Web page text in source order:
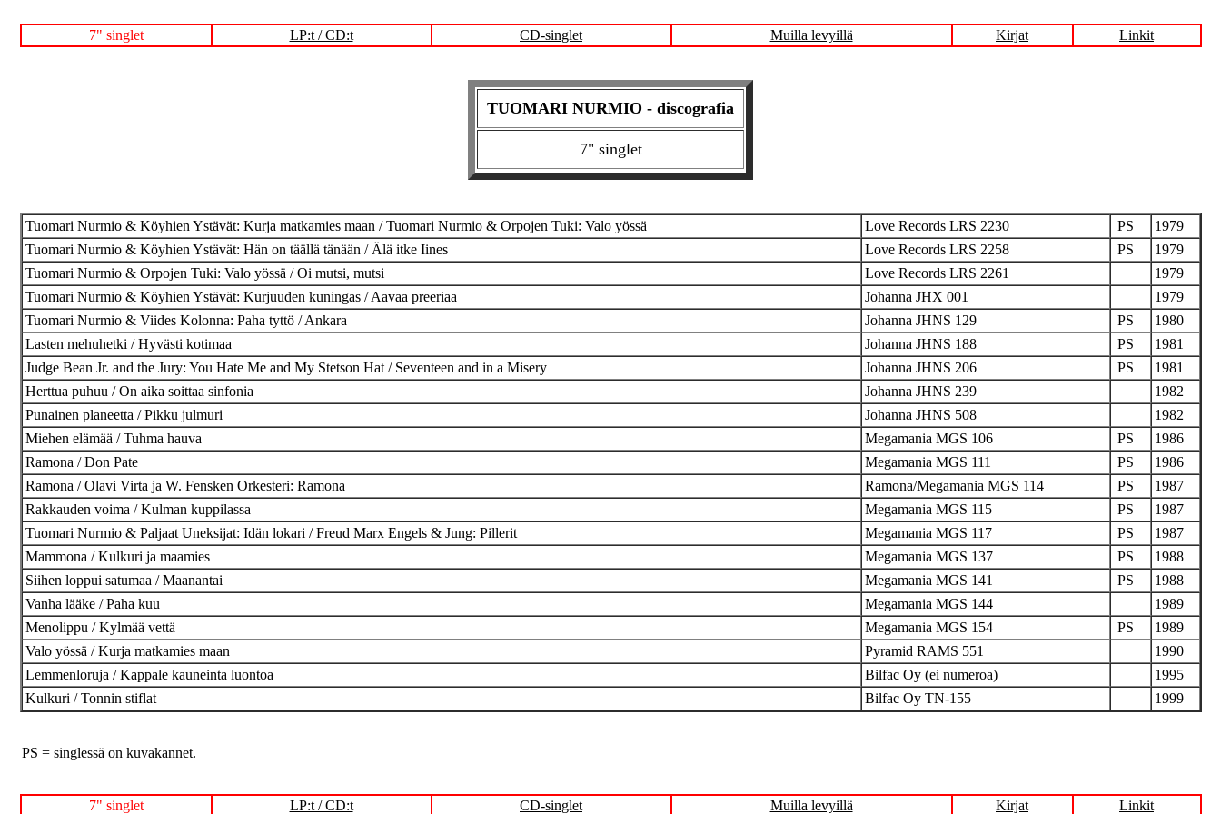
7" singlet LP:t / CD:t CD-singlet Muilla levyillä Kirjat Linkit
TUOMARI NURMIO - discografia
7" singlet
Tuomari Nurmio & Köyhien Ystävät: Kurja matkamies maan / Tuomari Nurmio & Orpojen Tuki: Valo yössä Love Records LRS 2230 PS
1979
Tuomari Nurmio & Köyhien Ystävät: Hän on täällä tänään / Älä itke Iines
Love Records LRS 2258 PS
1979
Tuomari Nurmio & Orpojen Tuki: Valo yössä / Oi mutsi, mutsi
Love Records LRS 2261
1979
Tuomari Nurmio & Köyhien Ystävät: Kurjuuden kuningas / Aavaa preeriaa
Johanna JHX 001
1979
Tuomari Nurmio & Viides Kolonna: Paha tyttö / Ankara
Johanna JHNS 129 PS
1980
Lasten mehuhetki / Hyvästi kotimaa
Johanna JHNS 188 PS
1981
Judge Bean Jr. and the Jury: You Hate Me and My Stetson Hat / Seventeen and in a Misery
Johanna JHNS 206 PS
1981
Herttua puhuu / On aika soittaa sinfonia
Johanna JHNS 239
1982
Punainen planeetta / Pikku julmuri
Johanna JHNS 508
1982
Miehen elämää / Tuhma hauva
Megamania MGS 106 PS
1986
Ramona / Don Pate
Megamania MGS 111 PS
1986
Ramona / Olavi Virta ja W. Fensken Orkesteri: Ramona
Ramona/Megamania MGS 114 PS
1987
Rakkauden voima / Kulman kuppilassa
Megamania MGS 115 PS
1987
Tuomari Nurmio & Paljaat Uneksijat: Idän lokari / Freud Marx Engels & Jung: Pillerit
Megamania MGS 117 PS
1987
Mammona / Kulkuri ja maamies
Megamania MGS 137 PS
1988
Siihen loppui satumaa / Maanantai
Megamania MGS 141 PS
1988
Vanha lääke / Paha kuu
Megamania MGS 144
1989
Menolippu / Kylmää vettä
Megamania MGS 154 PS
1989
Valo yössä / Kurja matkamies maan
Pyramid RAMS 551
1990
Lemmenloruja / Kappale kauneinta luontoa
Bilfac Oy (ei numeroa)
1995
Kulkuri / Tonnin stiflat
Bilfac Oy TN-155 1999
PS = singlessä on kuvakannet.
7" singlet LP:t / CD:t CD-singlet Muilla levyillä Kirjat Linkit